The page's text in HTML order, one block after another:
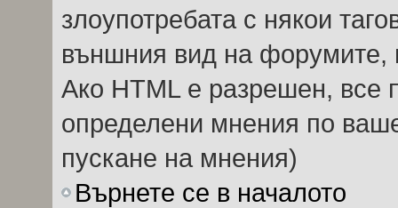
злоупотребата с някои
външния вид на форумите,
Ако HTML е разрешен, все
определени мнения по
пускане на мнения)
Върнете се в началото